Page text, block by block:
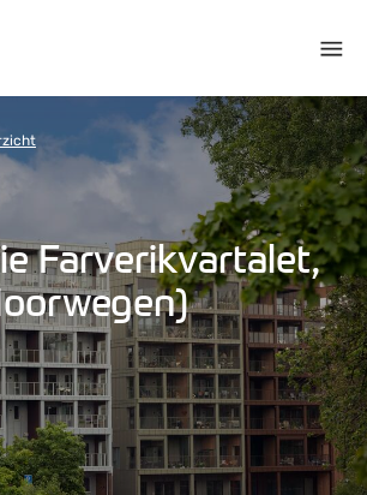
Farverikvartalet,